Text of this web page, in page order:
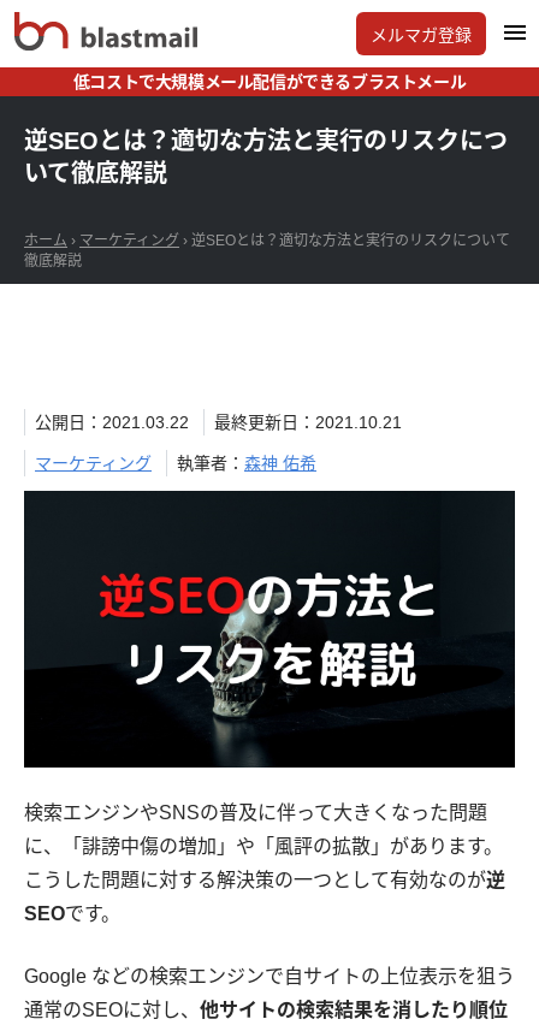
メルマガ登録
低コストで大規模メール配信ができるブラストメール
逆SEOとは？適切な方法と実行のリスクにつ
いて徹底解説
ホーム › マーケティング › 逆SEOとは？適切な方法と実行のリスクについて
徹底解説
公開日：2021.03.22 最終更新日：2021.10.21
マーケティング 執筆者： 森神 佑希
検索エンジンやSNSの普及に伴って大きくなった問題
に、「誹謗中傷の増加」や「風評の拡散」があります。
こうした問題に対する解決策の一つとして有効なのが逆
SEOです。
Google などの検索エンジンで自サイトの上位表示を狙う
通常のSEOに対し、 他サイトの検索結果を消したり順位